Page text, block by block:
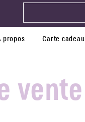
propos Carte cadeau
vente